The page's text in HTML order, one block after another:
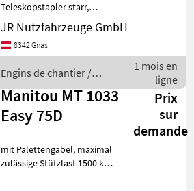
Teleskopstapler starr,
Tragkraft: 2500kg, Hubhöhe:
6000mm, Bauhöhe:
1870mm, Bereifung vorne:
Bereifung hinten: Luf
JR Nutzfahrzeuge GmbH
8342 Gnas
Engins de chantier /
Manitou
1 mois en
ligne
Manitou MT 1033
Easy 75D
Prix
sur
demande
mit Palettengabel, maximal
zulässige Stützlast 1500 kg,